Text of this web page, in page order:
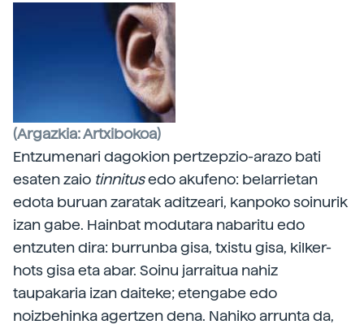
(Argazkia: Artxibokoa)
Entzumenari dagokion pertzepzio-arazo bati
esaten zaio tinnitusedo akufeno: belarrietan
edota buruan zaratak aditzeari, kanpoko soinurik
izan gabe. Hainbat modutara nabaritu edo
entzuten dira: burrunba gisa, txistu gisa, kilker-
hots gisa eta abar. Soinu jarraitua nahiz
taupakaria izan daiteke; etengabe edo
noizbehinka agertzen dena. Nahiko arrunta da,